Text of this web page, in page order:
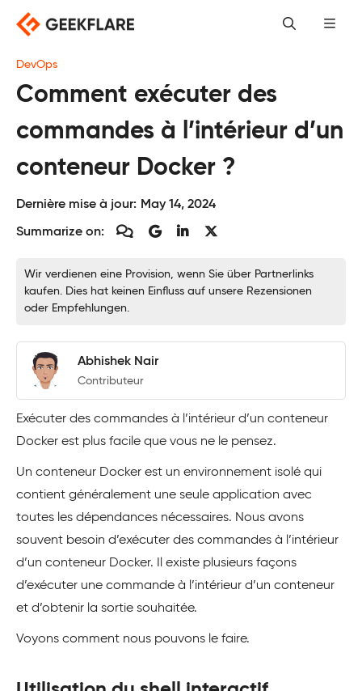
Skip
content
DevOps
Comment exécuter des
commandes à l’intérieur d’un
conteneur Docker ?
Dernière mise à jour: May 14, 2024
Summarize on:
Wir verdienen eine Provision, wenn Sie über Partnerlinks
kaufen. Dies hat keinen Einfluss auf unsere Rezensionen
oder Empfehlungen.
Abhishek Nair
Contributeur
Exécuter des commandes à l’intérieur d’un conteneur
Docker est plus facile que vous ne le pensez.
Un conteneur Docker est un environnement isolé qui
contient généralement une seule application avec
toutes les dépendances nécessaires. Nous avons
souvent besoin d’exécuter des commandes à l’intérieur
d’un conteneur Docker. Il existe plusieurs façons
d’exécuter une commande à l’intérieur d’un conteneur
et d’obtenir la sortie souhaitée.
Voyons comment nous pouvons le faire.